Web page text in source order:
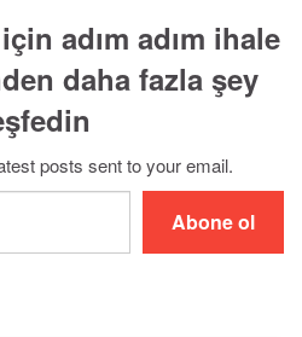
adım adım ihale
daha fazla şey
posts sent to your email.
Abone ol